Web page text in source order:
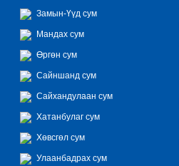
Замын-Үүд сум
Мандах сум
Өргөн сум
Сайншанд сум
Сайхандулаан сум
Хатанбулаг сум
Хөвсгөл сум
Улаанбадрах сум